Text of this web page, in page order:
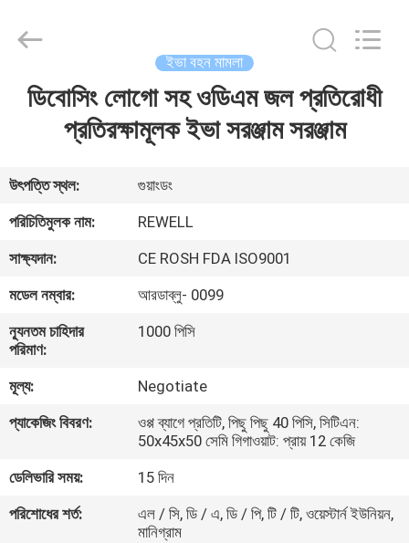
বাড়ি
আমাদের
সম্পর্কে
কারখানা
ভ্রমণ
মান
নিয়ন্ত্রণ
সাইট
ম্যাপ
Rights
ইভা বহন মামলা
ডিবোসিং লোগো সহ ওডিএম জল প্রতিরোধী
প্রতিরক্ষামূলক ইভা সরঞ্জাম সরঞ্জাম
উৎপত্তি স্থল:
গুয়াংডং
পরিচিতিমুলক নাম:
REWELL
সাক্ষ্যদান:
CE ROSH FDA ISO9001
মডেল নম্বার:
আরডাব্লু- 0099
ন্যূনতম চাহিদার
পরিমাণ:
1000 পিসি
মূল্য:
Negotiate
প্যাকেজিং বিবরণ:
ওপ্প ব্যাগে প্রতিটি, পিছু পিছু 40 পিসি, সিটিএন:
50x45x50 সেমি গিগাওয়াট: প্রায় 12 কেজি
ডেলিভারি সময়:
15 দিন
পরিশোধের শর্ত:
এল / সি, ডি / এ, ডি / পি, টি / টি, ওয়েস্টার্ন ইউনিয়ন,
মানিগ্রাম